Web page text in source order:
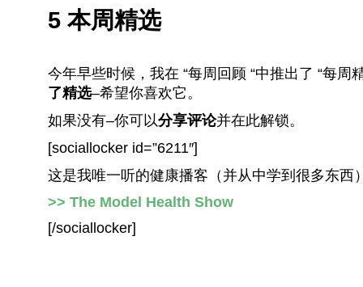
5 本周精选
今年早些时候，我在 “每周回顾 “中推出了 “每周
了精选–希望你喜欢它。
如果没有–你可以分享评论并在此解锁。
[sociallocker id=”6211″]
这是我唯一听的健康播客（并从中学到很多东西
>> The Model Health Show
[/sociallocker]